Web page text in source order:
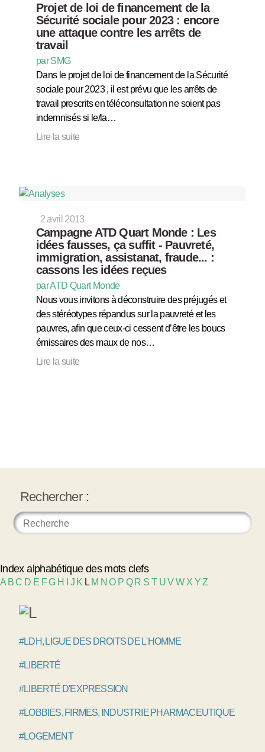
Projet de loi de financement de la
Sécurité sociale pour 2023 : encore
une attaque contre les arrêts de
travail
par SMG
Dans le projet de loi de financement de la Sécurité
sociale pour 2023 , il est prévu que les arrêts de
travail prescrits en téléconsultation ne soient pas
indemnisés si le/la…
Lire la suite
2 avril 2013
Campagne ATD Quart Monde : Les
idées fausses, ça suffit - Pauvreté,
immigration, assistanat, fraude... :
cassons les idées reçues
par ATD Quart Monde
Nous vous invitons à déconstruire des préjugés et
des stéréotypes répandus sur la pauvreté et les
pauvres, afin que ceux-ci cessent d’être les boucs
émissaires des maux de nos…
Lire la suite
Rechercher :
Index alphabétique des mots clefs
A BC D E FG H J K L M NO P Q R S T UVW X YZ
#LDH, LIGUE DES DROITS DE L'HOMME
#LIBERTÉ
#LIBERTÉ D'EXPRESSION
#LOBBIES, FIRMES, INDUSTRIE PHARMACEUTIQUE
#LOGEMENT